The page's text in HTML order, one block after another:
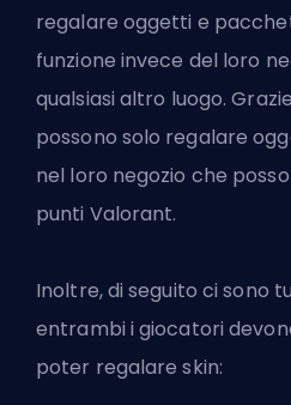
regalare oggetti e
funzione invece del loro
qualsiasi altro luogo.
possono solo regalare
nel loro negozio che
punti Valorant.
Inoltre, di seguito ci sono
entrambi i giocatori
poter regalare skin: